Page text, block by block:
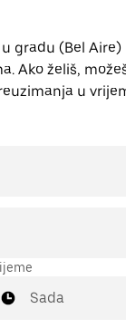
gradu (Bel Aire)
Ako želiš,
u
Sada